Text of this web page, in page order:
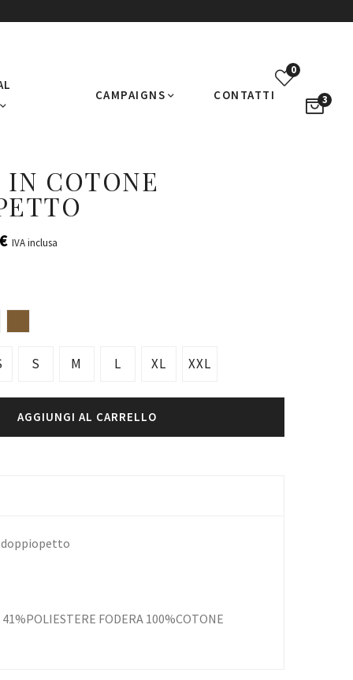
CAMPAIGNS CONTATTI
0
3
COTONE
IVA inclusa
S M L XL XXL
AGGIUNGI AL CARRELLO
FODERA 100%COTONE